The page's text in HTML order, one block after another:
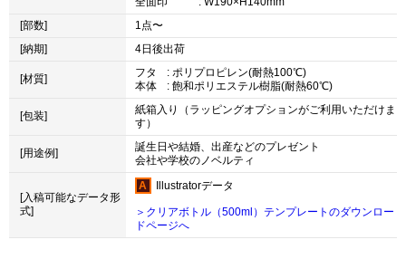
[部数]
1点〜
[納期]
4日後出荷
[材質]
フタ
: ポリプロピレン(耐熱100℃)
本体
: 飽和ポリエステル樹脂(耐熱60℃)
[包装]
紙箱入り（ラッピングオプションがご利用いただけま
す）
[用途例]
誕生日や結婚、出産などのプレゼント
会社や学校のノベルティ
[入稿可能なデータ形
式]
Illustratorデータ
＞クリアボトル（500ml）テンプレートのダウンロー
ドページへ